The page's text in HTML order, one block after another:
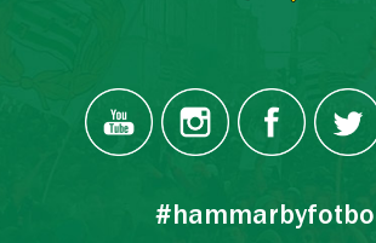
#hammarbyfotboll